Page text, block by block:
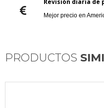
Mejor precio en
PRODUCTOS